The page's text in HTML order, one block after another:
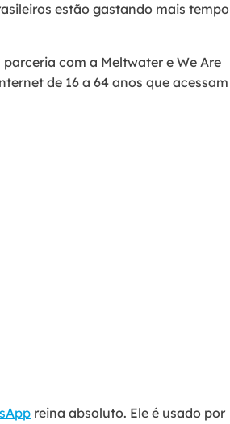
estão gastando mais tempo
parceria com a Meltwater e We Are
de 16 a 64 anos que acessam
reina absoluto. Ele é usado por